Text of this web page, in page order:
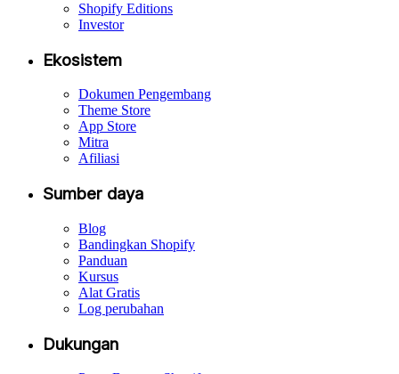
Shopify Editions
Investor
Ekosistem
Dokumen Pengembang
Theme Store
App Store
Mitra
Afiliasi
Sumber daya
Blog
Bandingkan Shopify
Panduan
Kursus
Alat Gratis
Log perubahan
Dukungan